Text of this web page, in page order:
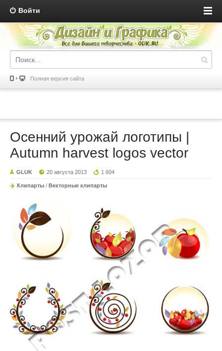
Войти
Полная версия сайта
Осенний урожай логотипы |
Autumn harvest logos vector
GLUK 20 августа 2013 1 604
Клипарты / Векторные клипарты